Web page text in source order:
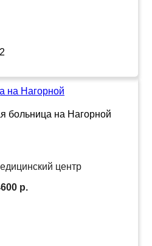
на Нагорной
центр
р.